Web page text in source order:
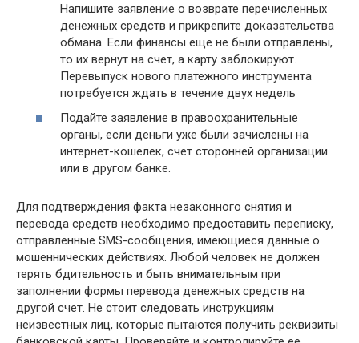
Напишите заявление о возврате перечисленных
денежных средств и прикрепите доказательства
обмана. Если финансы еще не были отправлены,
то их вернут на счет, а карту заблокируют.
Перевыпуск нового платежного инструмента
потребуется ждать в течение двух недель
Подайте заявление в правоохранительные
органы, если деньги уже были зачислены на
интернет-кошелек, счет сторонней организации
или в другом банке.
Для подтверждения факта незаконного снятия и
перевода средств необходимо предоставить переписку,
отправленные SMS-сообщения, имеющиеся данные о
мошеннических действиях. Любой человек не должен
терять бдительность и быть внимательным при
заполнении формы перевода денежных средств на
другой счет. Не стоит следовать инструкциям
неизвестных лиц, которые пытаются получить реквизиты